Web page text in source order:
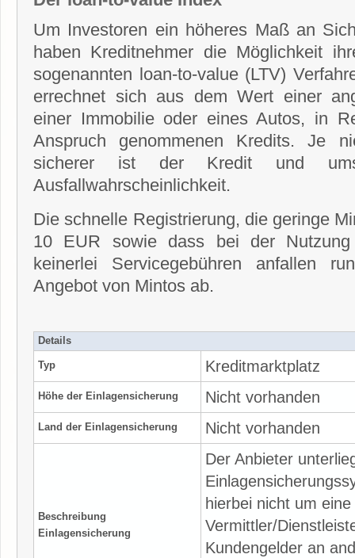
Um Investoren ein höheres Maß an
haben Kreditnehmer die Möglichkeit
sogenannten loan-to-value (LTV)
errechnet sich aus dem Wert einer
einer Immobilie oder eines Autos, in
Anspruch genommenen Kredits. Je
sicherer ist der Kredit und
Ausfallwahrscheinlichkeit.
Die schnelle Registrierung, die geringe
10 EUR sowie dass bei der Nutzung
keinerlei Servicegebühren anfallen
Angebot von Mintos ab.
Details
Typ Kreditmarktplatz
Höhe der Einlagensicherung Nicht vorhanden
Land der Einlagensicherung Nicht vorhanden
Beschreibung
Einlagensicherung
Der Anbieter
hierbei nicht um
Vermittler/
Kundengelder an